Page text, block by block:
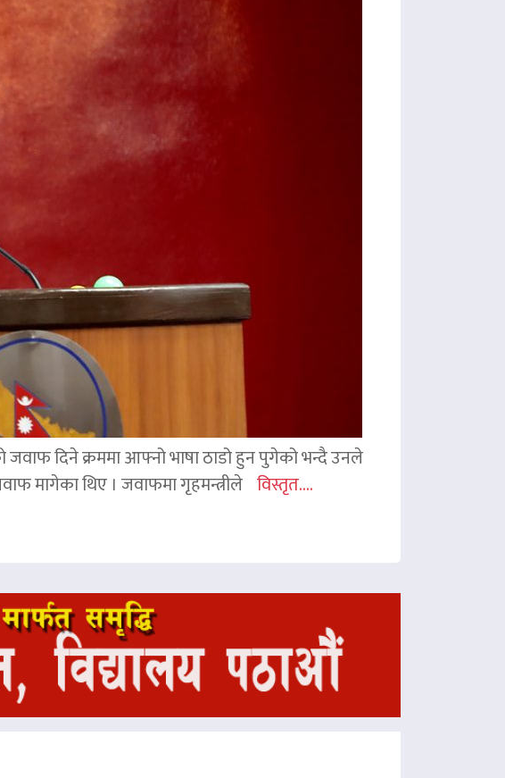
जवाफ दिने क्रममा आफ्नो भाषा ठाडो हुन पुगेको भन्दै उनले
मागेका थिए । जवाफमा गृहमन्त्रीले विस्तृत....